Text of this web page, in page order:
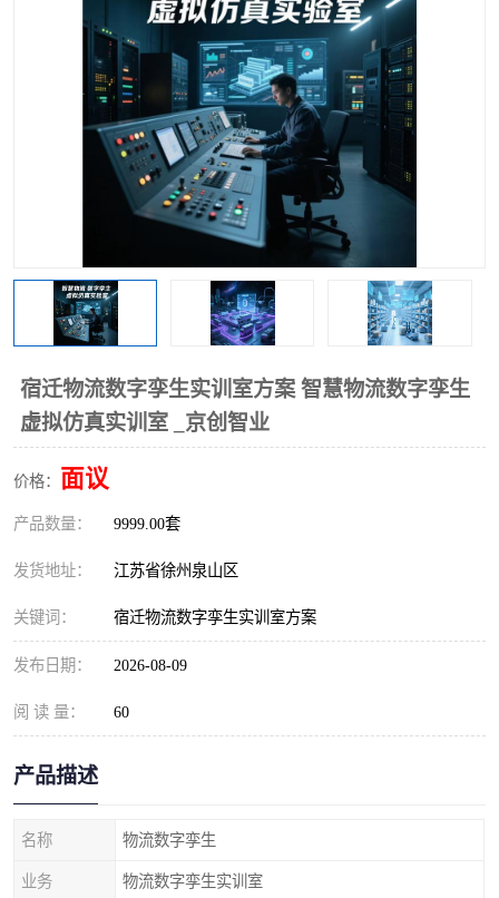
宿迁物流数字孪生实训室方案 智慧物流数字孪生
虚拟仿真实训室 _京创智业
价格： 面议
产品数量： 9999.00套
发货地址： 江苏省徐州泉山区
关键词： 宿迁物流数字孪生实训室方案
发布日期： 2026-08-09
阅 读 量： 60
产品描述
名称 物流数字孪生
业务 物流数字孪生实训室
工业工程实训室